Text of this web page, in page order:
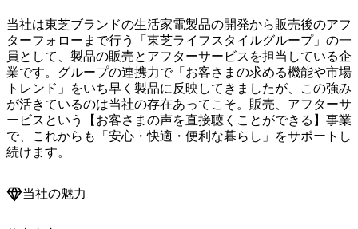
当社は東芝ブランドの生活家電製品の開発から販売後のアフ
ターフォローまで行う「東芝ライフスタイルグループ」の一
員として、製品の販売とアフターサービスを担当している企
業です。グループの連携力で「お客さまの求める機能や市場
トレンド」をいち早く製品に反映してきましたが、この強み
が活きているのは当社の存在あってこそ。販売、アフターサ
ービスという【お客さまの声を直接聴くことができる】事業
で、これからも「安心・快適・便利な暮らし」をサポートし
続けます。
当社の魅力